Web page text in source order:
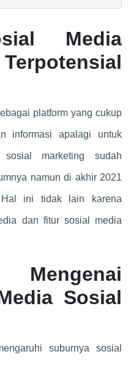
Media
platform yang cukup
informasi apalagi untuk
marketing sudah
namun di akhir 2021
ini tidak lain karena
dan fitur sosial media
Sosial
suburnya sosial